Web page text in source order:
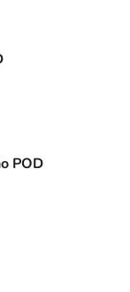
POD